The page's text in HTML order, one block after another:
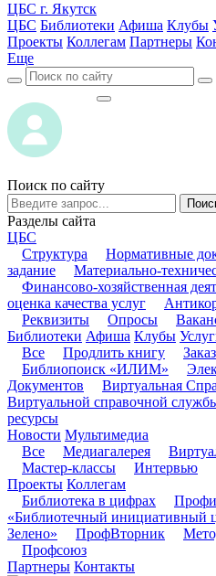
ЦБС г. Якутск
ЦБС Библиотеки Афиша Клубы
Проекты Коллегам Партнеры
Еще
Поиск по сайту
Разделы сайта
ЦБС
Структура
Нормативные
задание
Материально-
Финансово-хозяйственная
оценка качества услуг
Реквизиты
Опросы
Библиотеки Афиша Клубы
Все
Продлить книгу
Библиопоиск «ИЛИМ»
Документов
Виртуальная
Виртуальной справочной
ресурсы
Новости Мультимедиа
Все
Медиагалерея
Мастер-классы
Интервью
Проекты Коллегам
Библиотека в цифрах
Профи
«Библиотечный инициативный
Зелено»
ПрофВторник
Профсоюз
Партнеры Контакты